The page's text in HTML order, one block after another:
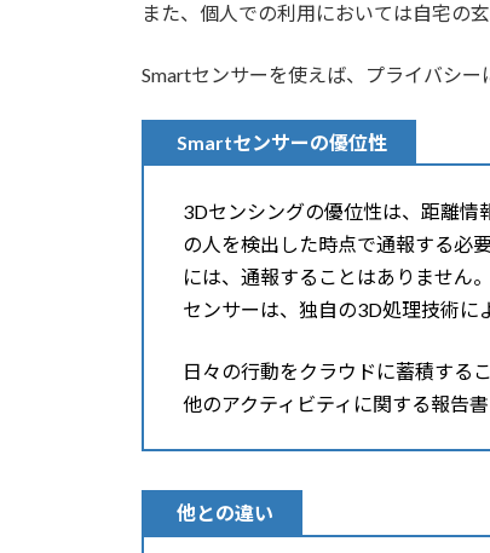
また、個人での利用においては自宅の
Smartセンサーを使えば、プライバシー
Smartセンサーの優位性
3Dセンシングの優位性は、距離情
の人を検出した時点で通報する必
には、通報することはありません
センサーは、独自の3D処理技術に
日々の行動をクラウドに蓄積する
他のアクティビティに関する報告
他との違い